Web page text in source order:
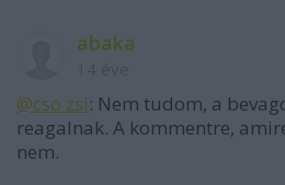
abaka
@cso zsi: Nem tudom, a
reagalnak. A kommentre,
nem.